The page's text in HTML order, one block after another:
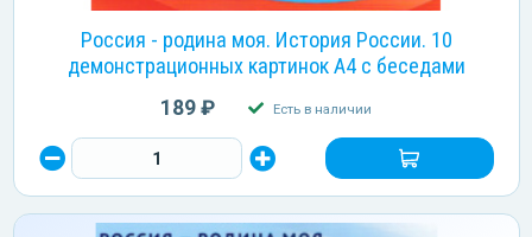
Россия - родина моя. История России. 10
демонстрационных картинок А4 с беседами
189 ₽ Есть в наличии